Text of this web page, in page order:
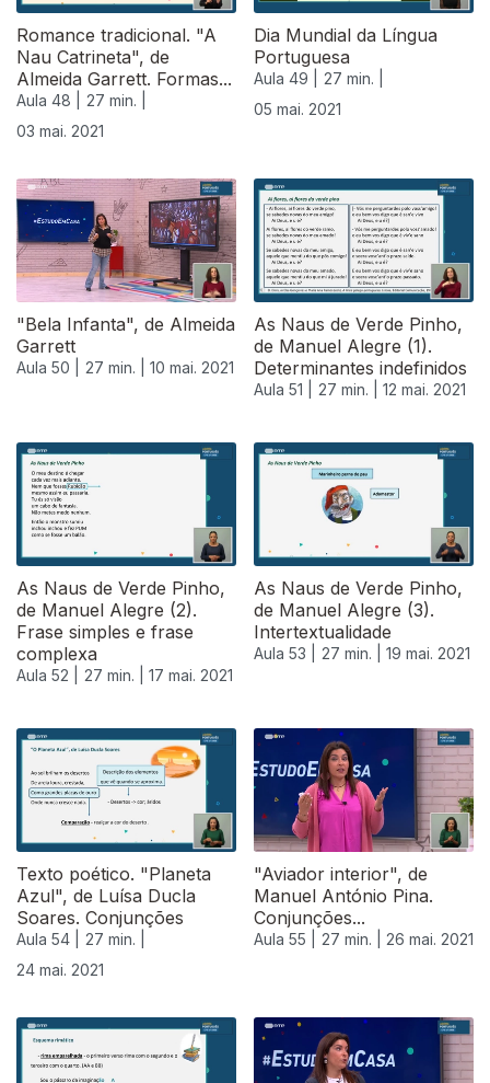
Romance tradicional. "A
Nau Catrineta", de
Almeida Garrett. Formas...
Aula 48 |
27 min. |
03 mai. 2021
Dia Mundial da Língua
Portuguesa
Aula 49 |
27 min. |
05 mai. 2021
"Bela Infanta", de Almeida
Garrett
Aula 50 | 27 min. | 10 mai. 2021
As Naus de Verde Pinho,
de Manuel Alegre (1).
Determinantes indefinidos
Aula 51 | 27 min. | 12 mai. 2021
As Naus de Verde Pinho,
de Manuel Alegre (2).
Frase simples e frase
complexa
Aula 52 | 27 min. | 17 mai. 2021
As Naus de Verde Pinho,
de Manuel Alegre (3).
Intertextualidade
Aula 53 | 27 min. | 19 mai. 2021
Texto poético. "Planeta
Azul", de Luísa Ducla
Soares. Conjunções
Aula 54 |
27 min. |
24 mai. 2021
"Aviador interior", de
Manuel António Pina.
Conjunções...
Aula 55 | 27 min. | 26 mai. 2021